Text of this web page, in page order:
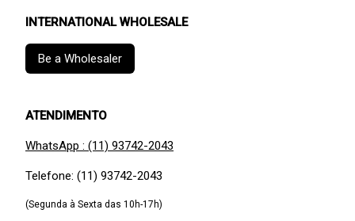
INTERNATIONAL WHOLESALE
Be a Wholesaler
ATENDIMENTO
WhatsApp : (11) 93742-2043
Telefone: (11) 93742-2043
(Segunda à Sexta das 10h-17h)